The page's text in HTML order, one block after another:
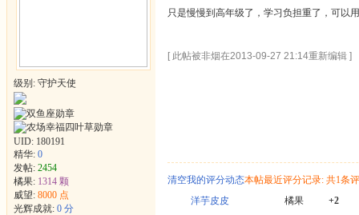
级别: 守护天使
UID: 180191
精华: 0
发帖: 2454
橘果: 1314 颗
威望: 8000 点
光辉成就: 0 分
只是慢慢到高年级了，学习负担重了，可以
[ 此帖被非烟在2013-09-27 21:14重新编辑 ]
清空我的评分动态本帖最近评分记录: 共1条
洋芋皮皮
橘果
+2